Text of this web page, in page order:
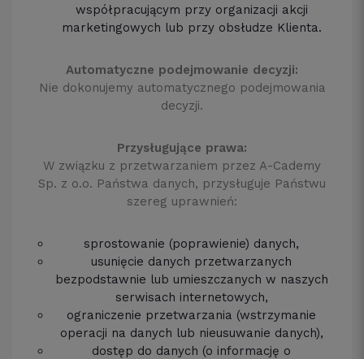
współpracującym przy organizacji akcji
marketingowych lub przy obsłudze Klienta.
Automatyczne podejmowanie decyzji:
Nie dokonujemy automatycznego podejmowania
decyzji.
Przysługujące prawa:
W związku z przetwarzaniem przez A-Cademy
Sp. z o.o. Państwa danych, przysługuje Państwu
szereg uprawnień:
sprostowanie (poprawienie) danych,
usunięcie danych przetwarzanych
bezpodstawnie lub umieszczanych w naszych
serwisach internetowych,
ograniczenie przetwarzania (wstrzymanie
operacji na danych lub nieusuwanie danych),
dostęp do danych (o informację o